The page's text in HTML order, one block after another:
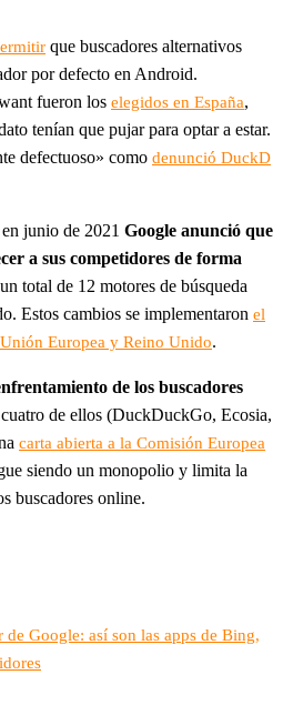
que buscadores alternativos
por defecto en Android.
fueron los elegidos en España,
tenían que pujar para optar a estar.
defectuoso» como denunció DuckD
junio de 2021 Google anunció que
a sus competidores de forma
total de 12 motores de búsqueda
Estos cambios se implementaron el
Europea y Reino Unido.
de los buscadores
de ellos (DuckDuckGo, Ecosia,
carta abierta a la Comisión Europea
siendo un monopolio y limita la
buscadores online.
Google: así son las apps de Bing,